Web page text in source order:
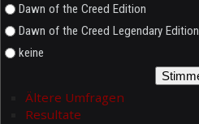
Dawn of the Creed Edition
Dawn of the Creed Legendary Edition
keine
Ältere Umfragen
Resultate